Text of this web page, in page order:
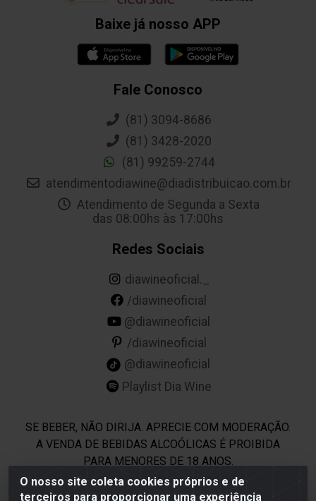
O nosso site coleta cookies próprios e de
terceiros para proporcionar uma experiência
Baixe já nosso APP
Fale Conosco
(81) 3094-8686
(81) 3428-2020
(81) 99259-2744
atendimentodiawine@diadistribuicao.com.br
Atendimento de Segunda a Sexta
das 08:00hs às 17:00hs
Redes Sociais
diawineoficial._
/diawineoficial
@diawineoficial
/diawineoficial
@diawineoficial
Playlist Dia Wine
SE BEBER, NÃO DIRIJA. APRECIE COM MODERAÇÃO.
A VENDA DE BEBIDAS ALCOÓLICAS É PROIBIDA
PARA MENORES DE 18 ANOS.